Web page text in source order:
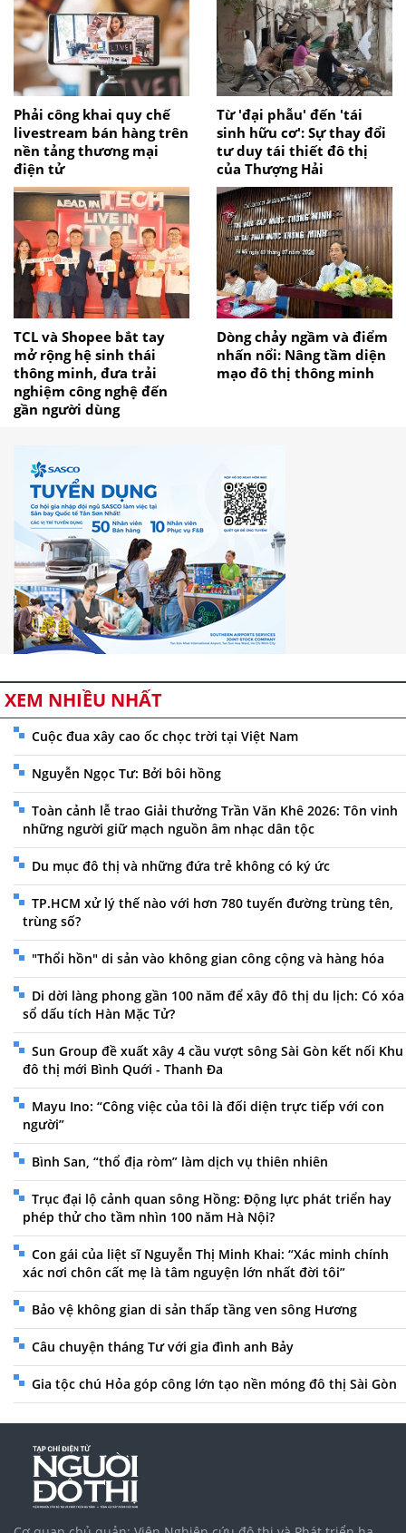
Phải công khai quy chế
livestream bán hàng trên
nền tảng thương mại
điện tử
Từ 'đại phẫu' đến 'tái
sinh hữu cơ': Sự thay đổi
tư duy tái thiết đô thị
của Thượng Hải
TCL và Shopee bắt tay
mở rộng hệ sinh thái
thông minh, đưa trải
nghiệm công nghệ đến
gần người dùng
Dòng chảy ngầm và điểm
nhấn nổi: Nâng tầm diện
mạo đô thị thông minh
XEM NHIỀU NHẤT
Cuộc đua xây cao ốc chọc trời tại Việt Nam
Nguyễn Ngọc Tư: Bởi bôi hồng
Toàn cảnh lễ trao Giải thưởng Trần Văn Khê 2026: Tôn vinh
những người giữ mạch nguồn âm nhạc dân tộc
Du mục đô thị và những đứa trẻ không có ký ức
TP.HCM xử lý thế nào với hơn 780 tuyến đường trùng tên,
trùng số?
"Thổi hồn" di sản vào không gian công cộng và hàng hóa
Di dời làng phong gần 100 năm để xây đô thị du lịch: Có xóa
sổ dấu tích Hàn Mặc Tử?
Sun Group đề xuất xây 4 cầu vượt sông Sài Gòn kết nối Khu
đô thị mới Bình Quới - Thanh Đa
Mayu Ino: “Công việc của tôi là đối diện trực tiếp với con
người”
Bình San, “thổ địa ròm” làm dịch vụ thiên nhiên
Trục đại lộ cảnh quan sông Hồng: Động lực phát triển hay
phép thử cho tầm nhìn 100 năm Hà Nội?
Con gái của liệt sĩ Nguyễn Thị Minh Khai: “Xác minh chính
xác nơi chôn cất mẹ là tâm nguyện lớn nhất đời tôi”
Bảo vệ không gian di sản thấp tầng ven sông Hương
Câu chuyện tháng Tư với gia đình anh Bảy
Gia tộc chú Hỏa góp công lớn tạo nền móng đô thị Sài Gòn